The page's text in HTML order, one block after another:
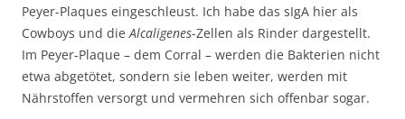
Peyer-Plaques eingeschleust. Ich habe das sIgA hier als
Cowboys und dieAlcaligenes-Zellen als Rinder dargestellt.
Im Peyer-Plaque – dem Corral – werden die Bakterien nicht
etwa abgetötet, sondern sie leben weiter, werden mit
Nährstoffen versorgt und vermehren sich offenbar sogar.